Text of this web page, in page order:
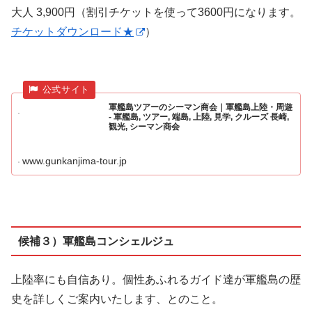
大人 3,900円（割引チケットを使って3600円になります。
チケットダウンロード★
）
軍艦島ツアーのシーマン商会｜軍艦島上陸・周遊
- 軍艦島, ツアー, 端島, 上陸, 見学, クルーズ 長崎,
観光, シーマン商会
www.gunkanjima-tour.jp
候補３）軍艦島コンシェルジュ
上陸率にも自信あり。個性あふれるガイド達が軍艦島の歴
史を詳しくご案内いたします、とのこと。